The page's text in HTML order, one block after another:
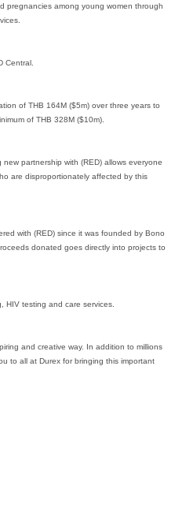
pregnancies among young women through
Central.
of THB 164M ($5m) over three years to
of THB 328M ($10m).
partnership with (RED) allows everyone
are disproportionately affected by this
with (RED) since it was founded by Bono
donated goes directly into projects to
HIV testing and care services.
and creative way. In addition to millions
to all at Durex for bringing this important